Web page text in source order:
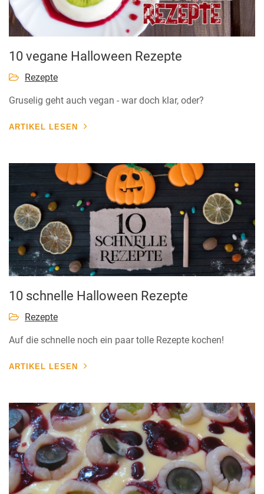
10 vegane Halloween Rezepte
Rezepte
Gruselig geht auch vegan - war doch klar, oder?
ARTIKEL LESEN
10 schnelle Halloween Rezepte
Rezepte
Auf die schnelle noch ein paar tolle Rezepte kochen!
ARTIKEL LESEN